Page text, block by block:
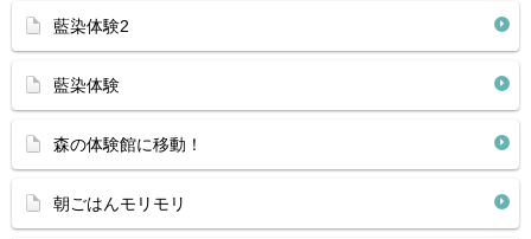
藍染体験2
藍染体験
森の体験館に移動！
朝ごはんモリモリ